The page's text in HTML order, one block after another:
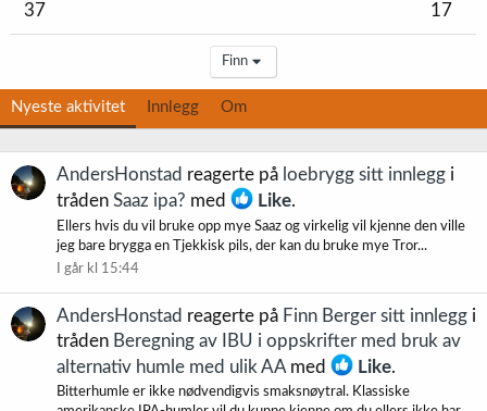
37 17
Finn
Nyeste aktivitet Innlegg Om
AndersHonstad reagerte på loebrygg sitt innlegg i
tråden Saaz ipa? med Like.
Ellers hvis du vil bruke opp mye Saaz og virkelig vil kjenne den ville
jeg bare brygga en Tjekkisk pils, der kan du bruke mye Tror...
I går kl 15:44
AndersHonstad reagerte på Finn Berger sitt innlegg i
tråden Beregning av IBU i oppskrifter med bruk av
alternativ humle med ulik AA med Like.
Bitterhumle er ikke nødvendigvis smaksnøytral. Klassiske